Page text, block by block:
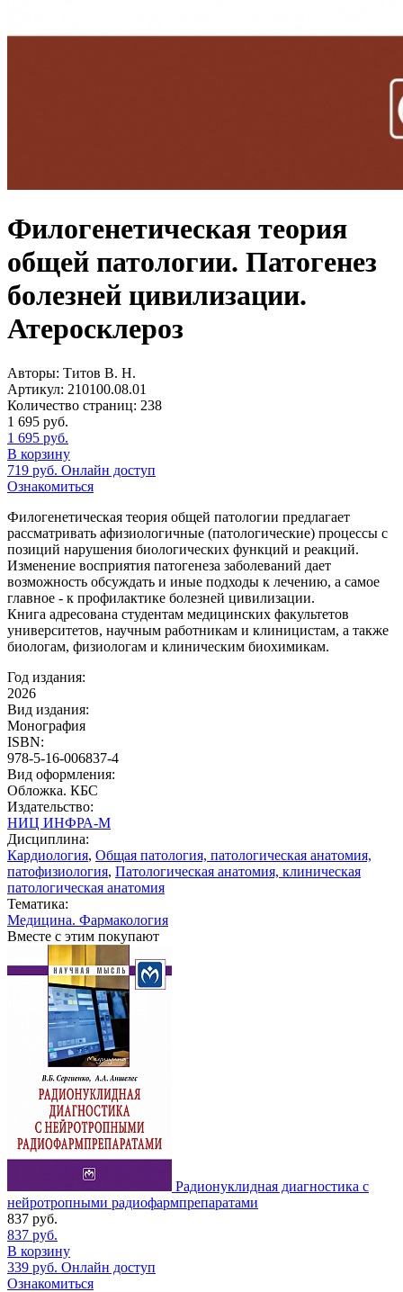
Филогенетическая теория
общей патологии. Патогенез
болезней цивилизации.
Атеросклероз
Авторы: Титов В. Н.
Артикул: 210100.08.01
Количество страниц: 238
1 695 руб.
1 695 руб.
В корзину
719 руб. Онлайн доступ
Ознакомиться
Филогенетическая теория общей патологии предлагает
рассматривать афизиологичные (патологические) процессы с
позиций нарушения биологических функций и реакций.
Изменение восприятия патогенеза заболеваний дает
возможность обсуждать и иные подходы к лечению, а самое
главное - к профилактике болезней цивилизации.
Книга адресована студентам медицинских факультетов
университетов, научным работникам и клиницистам, а также
биологам, физиологам и клиническим биохимикам.
Год издания:
2026
Вид издания:
Монография
ISBN:
978-5-16-006837-4
Вид оформления:
Обложка. КБС
Издательство:
НИЦ ИНФРА-М
Дисциплина:
Кардиология, Общая патология, патологическая анатомия,
патофизиология, Патологическая анатомия, клиническая
патологическая анатомия
Тематика:
Медицина. Фармакология
Вместе с этим покупают
Радионуклидная диагностика с
нейротропными радиофармпрепаратами
837 руб.
837 руб.
В корзину
339 руб. Онлайн доступ
Ознакомиться